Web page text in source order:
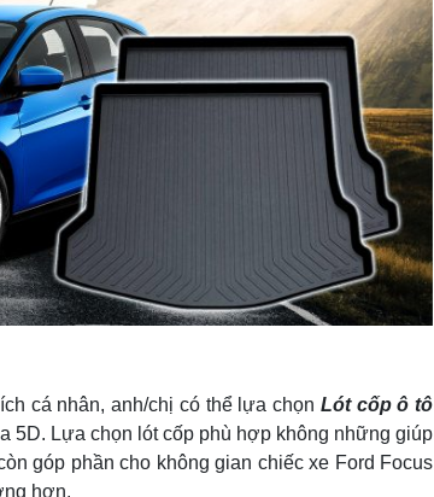
cá nhân, anh/chị có thể lựa chọn Lót cốp ô tô
5D. Lựa chọn lót cốp phù hợp không những giúp
góp phần cho không gian chiếc xe Ford Focus
hơn.